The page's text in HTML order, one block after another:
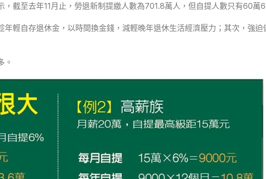
截至去年11月止，勞退新制提繳人數為701.8萬人，但自提人數只有60萬
輕自存退休金，以時間換金錢，減輕晚年退休生活經濟壓力；其次，強
。